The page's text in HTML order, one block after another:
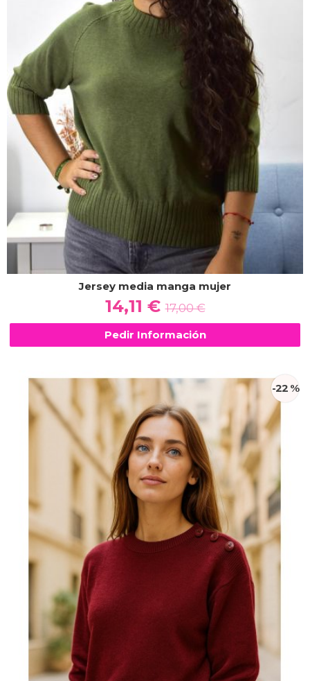
Jersey media manga mujer
14,11 €17,00 €
Pedir Información
-22 %